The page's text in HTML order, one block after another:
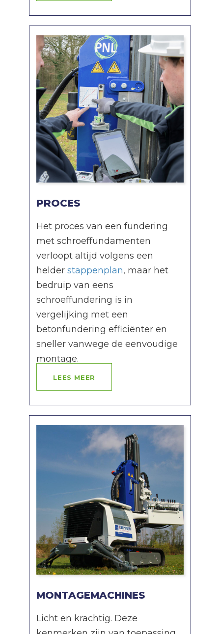
PROCES
Het proces van een fundering
met schroeffundamenten
verloopt altijd volgens een
helder stappenplan, maar het
bedruip van eens
schroeffundering is in
vergelijking met een
betonfundering efficiënter en
sneller vanwege de eenvoudige
montage.
LEES MEER
MONTAGEMACHINES
Licht en krachtig. Deze